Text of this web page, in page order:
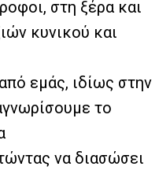
στη ξέρα και
κυνικού και
εμάς, ιδίως στην
το
να διασώσει